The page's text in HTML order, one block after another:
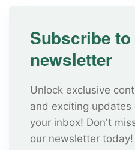
Subscribe
newsletter
Unlock exclusive
and exciting
your inbox! Don't
our newsletter today!